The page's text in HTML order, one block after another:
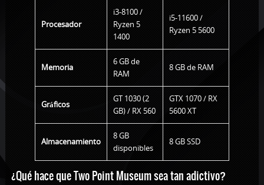
Procesador
i3-8100 /
Ryzen 5
1400
i5-11600 /
Ryzen 5 5600
Memoria
6 GB de
RAM
8 GB de RAM
Gráficos
GT 1030 (2
GB) / RX 560
GTX 1070 / RX
5600 XT
Almacenamiento
8 GB
disponibles
8 GB SSD
¿Qué hace que Two Point Museum sea tan adictivo?